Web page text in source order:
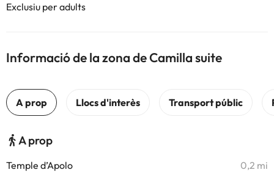
Exclusiu per adults
Informació de la zona de Camilla suite
A prop
Temple d’Apolo 0,2 mi